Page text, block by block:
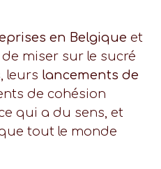
en Belgique et
miser sur le sucré
, leurs lancements de
de cohésion
qui a du sens, et
tout le monde